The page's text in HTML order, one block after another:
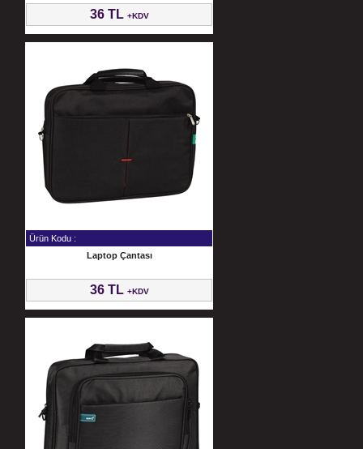
36 TL +KDV
Ürün Kodu :
Laptop Çantası
36 TL +KDV